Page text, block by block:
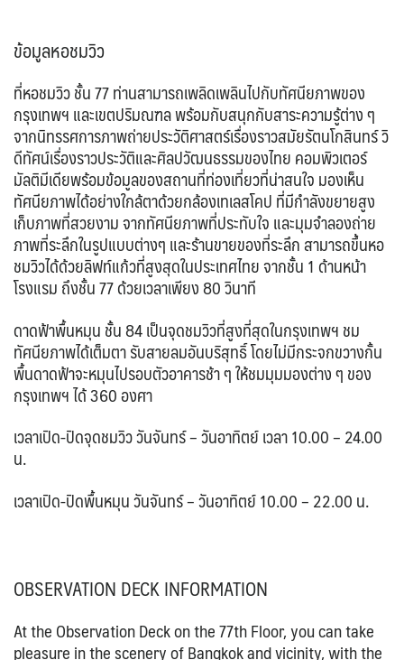
ข้อมูลหอชมวิว
ที่หอชมวิว ชั้น 77 ท่านสามารถเพลิดเพลินไปกับทัศนียภาพของ
กรุงเทพฯ และเขตปริมณฑล พร้อมกับสนุกกับสาระความรู้ต่าง ๆ
จากนิทรรศการภาพถ่ายประวัติศาสตร์เรื่องราวสมัยรัตนโกสินทร์ วิ
ดีทัศน์เรื่องราวประวัติและศิลปวัฒนธรรมของไทย คอมพิวเตอร์
มัลติมีเดียพร้อมข้อมูลของสถานที่ท่องเที่ยวที่น่าสนใจ มองเห็น
ทัศนียภาพได้อย่างใกล้ตาด้วยกล้องเทเลสโคป ที่มีกำลังขยายสูง
เก็บภาพที่สวยงาม จากทัศนียภาพที่ประทับใจ และมุมจำลองถ่าย
ภาพที่ระลึกในรูปแบบต่างๆ และร้านขายของที่ระลึก สามารถขึ้นหอ
ชมวิวได้ด้วยลิฟท์แก้วที่สูงสุดในประเทศไทย จากชั้น 1 ด้านหน้า
โรงแรม ถึงชั้น 77 ด้วยเวลาเพียง 80 วินาที
ดาดฟ้าพื้นหมุน ชั้น 84 เป็นจุดชมวิวที่สูงที่สุดในกรุงเทพฯ ชม
ทัศนียภาพได้เต็มตา รับสายลมอันบริสุทธิ์ โดยไม่มีกระจกขวางกั้น
พื้นดาดฟ้าจะหมุนไปรอบตัวอาคารช้า ๆ ให้ชมมุมมองต่าง ๆ ของ
กรุงเทพฯ ได้ 360 องศา
เวลาเปิด-ปิดจุดชมวิว วันจันทร์ – วันอาทิตย์ เวลา 10.00 – 24.00
น.
เวลาเปิด-ปิดพื้นหมุน วันจันทร์ – วันอาทิตย์ 10.00 – 22.00 น.
OBSERVATION DECK INFORMATION
At the Observation Deck on the 77th Floor, you can take
pleasure in the scenery of Bangkok and vicinity, with the